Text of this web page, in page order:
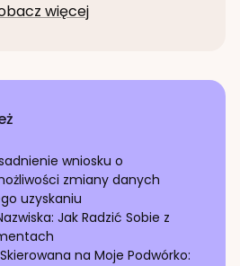
więcej
wniosku o
zmiany danych
uzyskaniu
Jak Radzić Sobie z
na Moje Podwórko: